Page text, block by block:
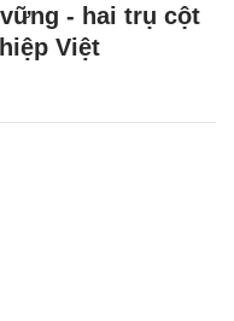
- hai trụ cột
Việt